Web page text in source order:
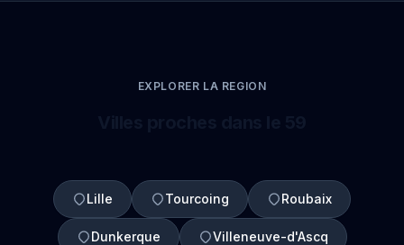
EXPLORER LA REGION
Lille Tourcoing Roubaix
Dunkerque Villeneuve-d'Ascq